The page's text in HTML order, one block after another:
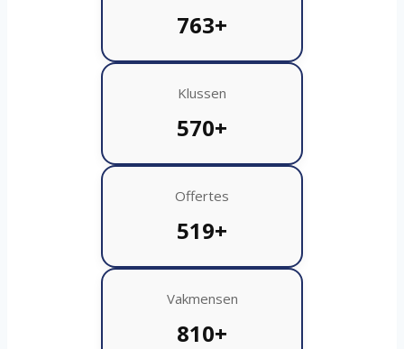
763+
Klussen
570+
Offertes
519+
Vakmensen
810+